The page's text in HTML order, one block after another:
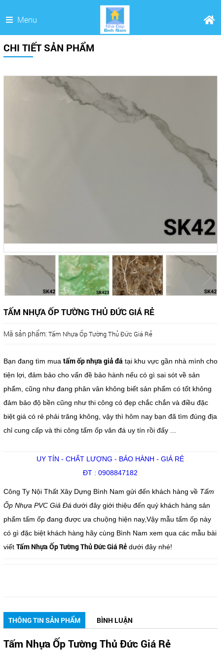
Menu
CHI TIẾT SẢN PHẨM
TẤM NHỰA ỐP TƯỜNG THỦ ĐỨC GIÁ RẺ
Mã sản phẩm: Tấm Nhựa Ốp Tường Thủ Đức Giá Rẻ
Bạn đang tìm mua tấm ốp nhựa giả đá tại khu vực gần nhà mình cho
tiện lợi, đảm bảo cho vấn đề bảo hành nếu có gì sai sót về sản
phẩm, cũng như đang phân vân không biết sản phẩm có tốt không
đảm bảo độ bền cũng như thi công có đẹp chắc chắn và điều đặc
biệt giá có rẻ phải trăng không, vậy thì hôm nay bạn đã tìm đúng địa
chỉ cung cấp và thi công tấm ốp vân đá uy tín rồi đấy ...
UY TÍN - CHẤT LƯỢNG - BẢO HÀNH - GIÁ RẺ
ĐT : 0908847182
Công Ty Nội Thất Xây Dựng Bình Nam gửi đến khách hàng về Tấm
Ốp Nhựa PVC Giả Đá dưới đây giới thiệu đến quý khách hàng sản
phẩm tấm ốp đang được ưa chuộng hiện nay,Vậy mẫu tấm ốp này
có gì đặc biệt khách hàng hãy cùng Bình Nam xem qua các mẫu bài
viết Tấm Nhựa Ốp Tường Thủ Đức Giá Rẻdưới đây nhé!
THÔNG TIN SẢN PHẨM BÌNH LUẬN
Tấm Nhựa Ốp Tường Thủ Đức Giá Rẻ